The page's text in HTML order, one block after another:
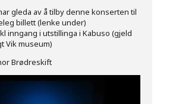
gleda av å tilby denne konserten til
billett (lenke under)
inngang i utstillinga i Kabuso (gjeld
Vik museum)
Brødreskift